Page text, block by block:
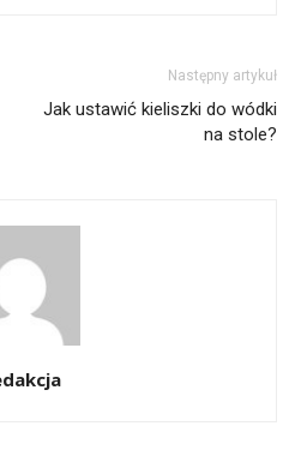
Następny artykuł
Jak ustawić kieliszki do wódki
na stole?